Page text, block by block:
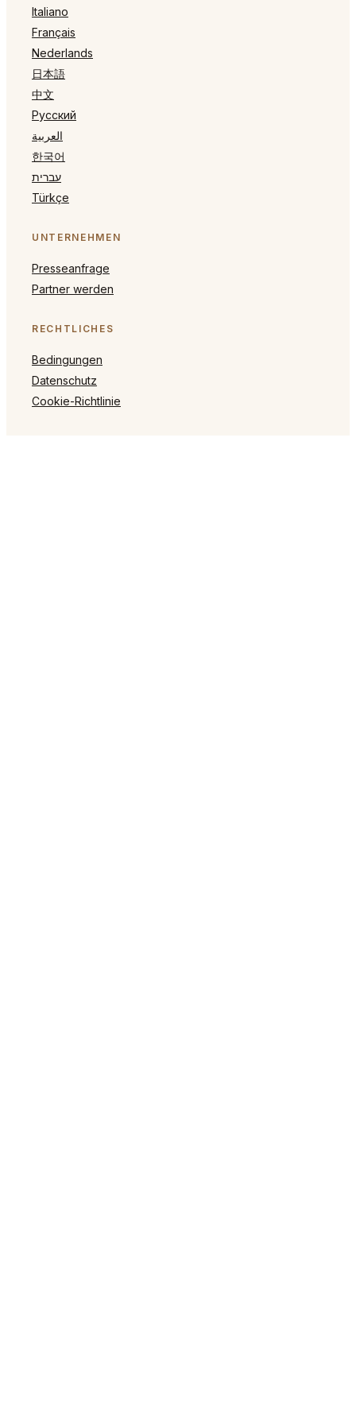
Italiano
Français
Nederlands
日本語
中文
Русский
العربية
한국어
עברית
Türkçe
UNTERNEHMEN
Presseanfrage
Partner werden
RECHTLICHES
Bedingungen
Datenschutz
Cookie-Richtlinie